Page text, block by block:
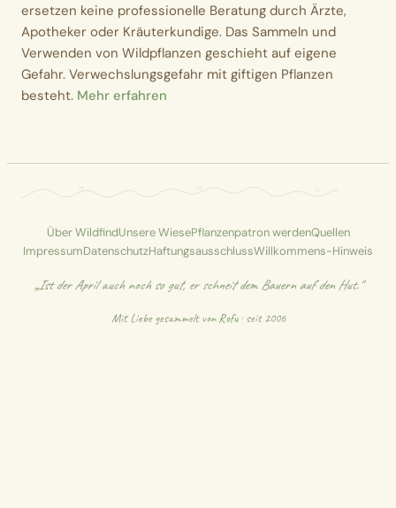
ersetzen keine professionelle Beratung durch Ärzte,
Apotheker oder Kräuterkundige. Das Sammeln und
Verwenden von Wildpflanzen geschieht auf eigene
Gefahr. Verwechslungsgefahr mit giftigen Pflanzen
besteht. Mehr erfahren
Über WildfindUnsere WiesePflanzenpatron werdenQuellen
ImpressumDatenschutzHaftungsausschlussWillkommens-Hinweis
„Ist der April auch noch so gut, er schneit dem Bauern auf den Hut."
Mit Liebe gesammelt vonRofu· seit 2006